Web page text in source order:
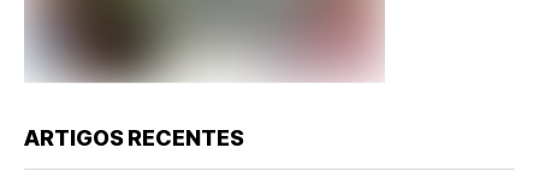
ARTIGOS RECENTES